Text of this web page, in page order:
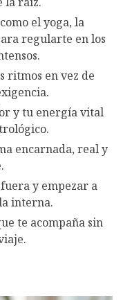
el yoga, la
regularte en los
ritmos en vez de
y tu energía vital
encarnada, real y
y empezar a
interna.
te acompaña sin